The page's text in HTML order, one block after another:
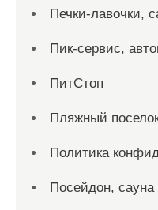
Печки-лавочки,
Пик-сервис,
ПитСтоп
Пляжный
Политика
Посейдон, сауна